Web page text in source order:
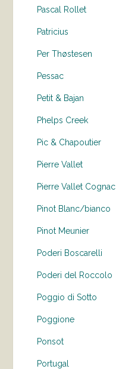
Pascal Rollet
Patricius
Per Thøstesen
Pessac
Petit & Bajan
Phelps Creek
Pic & Chapoutier
Pierre Vallet
Pierre Vallet Cognac
Pinot Blanc/bianco
Pinot Meunier
Poderi Boscarelli
Poderi del Roccolo
Poggio di Sotto
Poggione
Ponsot
Portugal